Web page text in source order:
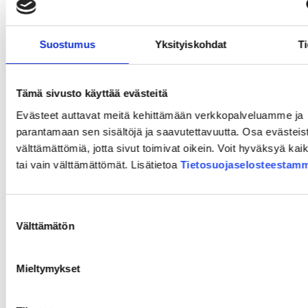
Suostumus Yksityiskohdat
Tämä sivusto käyttää evästeitä
Evästeet auttavat meitä kehittämään verkkopalveluamme ja
parantamaan sen sisältöjä ja saavutettavuutta. Osa
välttämättömiä, jotta sivut toimivat oikein. Voit hyväksyä
tai vain välttämättömät. Lisätietoa
valinta
Välttämätön
Mieltymykset
Tis 10.2.2026 Lovisa
Ons 11.2.2026 Kervo, Kerava-salen i Keuda-
pdf)
Tis 3.3.2026 kl. 18–19.30Distansmöte för
allmänheten via TeamsLänk till Teams-
evenemanget(presentation, pdf)
Åsikter och utlåtanden